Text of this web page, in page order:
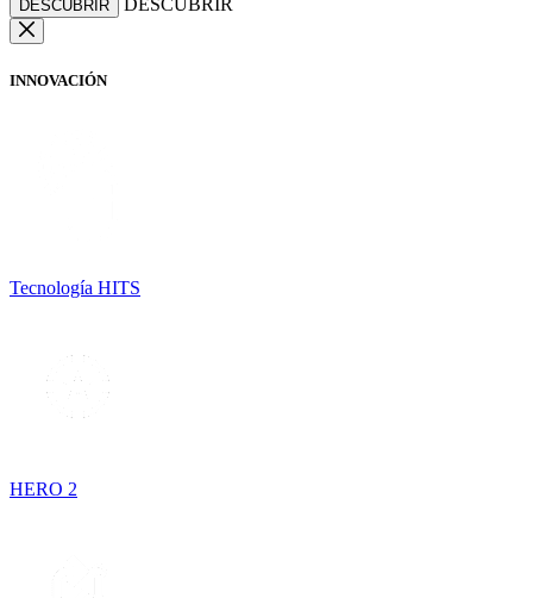
DESCUBRIR DESCUBRIR
INNOVACIÓN
Tecnología HITS
HERO 2